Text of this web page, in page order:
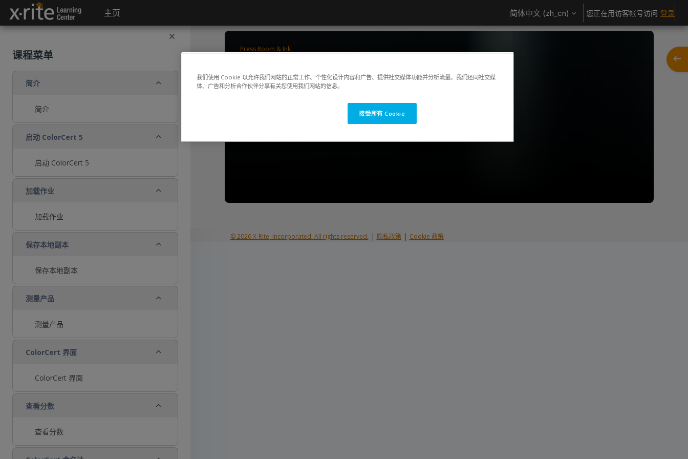
跳到主要内容
主页 简体中文 ‎(zh_cn)‎ 您正在用访客帐号访问 登录
课程菜单
简介 折叠
简介
启动 ColorCert 5 折叠
启动 ColorCert 5
加载作业 折叠
加载作业
保存本地副本 折叠
保存本地副本
测量产品 折叠
测量产品
ColorCert 界面 折叠
ColorCert 界面
查看分数 折叠
查看分数
打开
Press Room & Ink
© 2026 X-Rite, Incorporated. All rights reserved. | 隐私政策| Cookie 政策
我们使用 Cookie 以允许我们网站的正常工作、个性化设计内容和广告、提供社交媒体功能并分析流量。我们还同社交媒
体、广告和分析合作伙伴分享有关您使用我们网站的信息。
接受所有 Cookie